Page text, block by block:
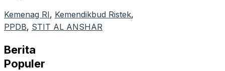
Kemenag RI, Kemendikbud Ristek
PPDB, STIT AL ANSHAR
Berita
Populer